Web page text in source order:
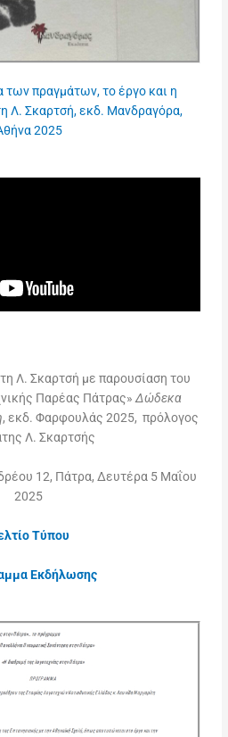
των πραγμάτων, το έργο και η
Λ. Σκαρτσή, εκδ. Μανδραγόρα,
2025
Λ. Σκαρτσή με παρουσίαση του
Παρέας Πάτρας» Δώδεκα
, εκδ. Φαρφουλάς 2025, πρόλογος
Λ. Σκαρτσής
12, Πάτρα, Δευτέρα 5 Μαΐου
2025
Τύπου
Εκδήλωσης